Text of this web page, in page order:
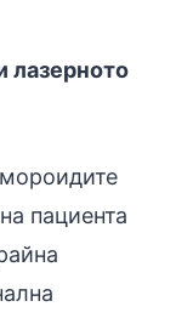
лазерното
пациента